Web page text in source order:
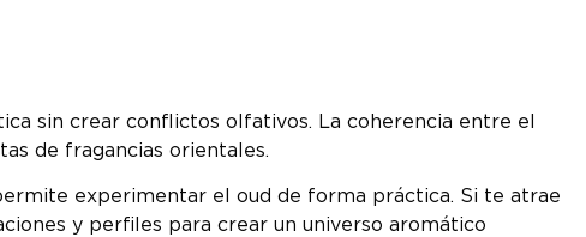
sin crear conflictos olfativos. La coherencia entre el
de fragancias orientales.
experimentar el oud de forma práctica. Si te atrae
y perfiles para crear un universo aromático